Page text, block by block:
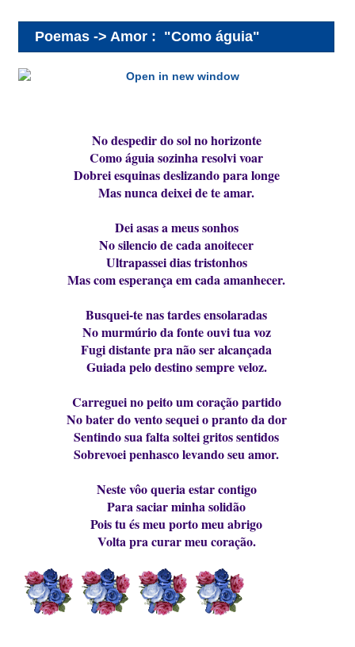
Poemas -> Amor : "Como águia"
No despedir do sol no horizonte
Como águia sozinha resolvi voar
Dobrei esquinas deslizando para longe
Mas nunca deixei de te amar.
Dei asas a meus sonhos
No silencio de cada anoitecer
Ultrapassei dias tristonhos
Mas com esperança em cada amanhecer.
Busquei-te nas tardes ensolaradas
No murmúrio da fonte ouvi tua voz
Fugi distante pra não ser alcançada
Guiada pelo destino sempre veloz.
Carreguei no peito um coração partido
No bater do vento sequei o pranto da dor
Sentindo sua falta soltei gritos sentidos
Sobrevoei penhasco levando seu amor.
Neste vôo queria estar contigo
Para saciar minha solidão
Pois tu és meu porto meu abrigo
Volta pra curar meu coração.